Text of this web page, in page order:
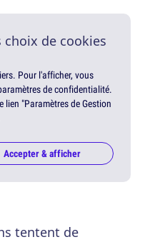
choix de cookies
Pour l'afficher, vous
de confidentialité.
"Paramètres de Gestion
Accepter & afficher
tentent de